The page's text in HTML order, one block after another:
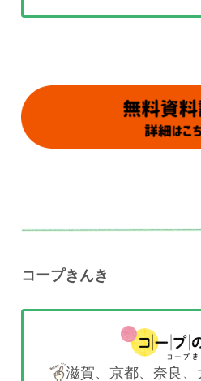
コープきんき
滋賀、京都、奈良